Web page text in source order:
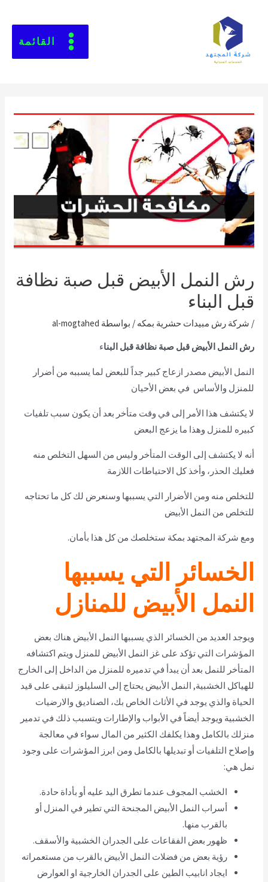
القائمة
رش النمل الأبيض قبل صبة نظافة
قبل البناء
/ شركة رش مبيدات حشرية بمكه / بواسطة al-mogtahed
رش النمل الأبيض قبل صبة نظافة قبل البناء
النمل الأبيض مصدر ازعاج كبير جداً للبعض لما يسببه من أضرار
للمنزل والأساس في بعض الأحيان
لا يكتشف هذا الأمر إلى في وقت متأخر بعد أن يكون سبب تلفيات
كبيره للمنزل وهذا ما يزعج البعض
أنه لا يكتشف إلى الوقت المتأخر وليس من السهل التخلص منه
فعليك الحذر، وأخذ كل الاحتياطات اللازمة
للتخلص منه ومن الأضرار التي يسببها وسنعرض لك كل ما تحتاجه
للتخلص من النمل الأبيض
ومع شركة المجتهد بمكة ستخلصك من كل هذا بأمان.
الخسائر التي يسببها
النمل الأبيض للمنازل
ويوجد العديد من الخسائر الذي يسببها النمل الأبيض هناك بعض
المؤشرات التي تؤكد على غز النمل الأبيض للمنزل ويتم اكتشافه
المتأخر للنمل بعد أن يبدأ في تدميره للمنزل من الداخل إلى الخارج
للهياكل الخشبية, النمل الأبيض يحتاج إلى السليلوز لتبقى على قيد
الحياة والذي يوجد في الأثاث الخاص بك، الصناديق والارضيات
الخشبية ويوجد أيضاً في الأبواب والإطارات ويتسبب ذلك في تدمير
منزلك بالكامل وهذا يكلفك الكثير من المال سواء في معالجة
وإصلاح التلفيات أو تبديلها بالكامل ومن ابرز المؤشرات على وجود
نمل هي:
الخشب المجوف عندما تطرق اليد عليه أو بأداة حادة.
أسراب النمل الأبيض المجنحة التي تطير في المنزل أو
بالقرب منها.
ظهور بعض الفقاعات على الجدران الخشبية والأسقف.
رؤية بعض من فضلات النمل الأبيض بالقرب من مستعمراته
ايجاد انابيب الطين على الجدران الخارجية او العوارض